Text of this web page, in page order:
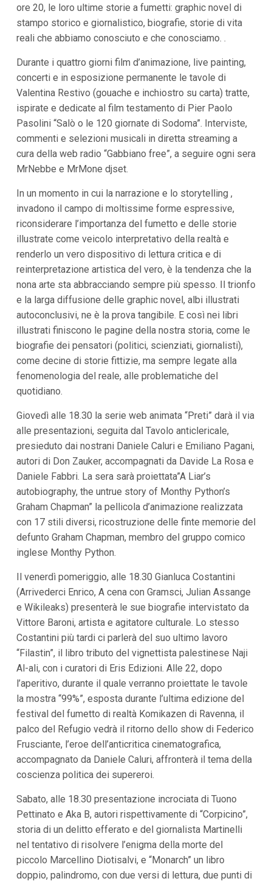
e
n
P
c
i
p
a
V
a
i
f
o
d
o
ore 20, le loro ultime storie a fumetti: graphic novel di
stampo storico e giornalistico, biografie, storie di vita
reali che abbiamo conosciuto e che conosciamo. .
Durante i quattro giorni film d’animazione, live painting,
concerti e in esposizione permanente le tavole di
Valentina Restivo (gouache e inchiostro su carta) tratte,
ispirate e dedicate al film testamento di Pier Paolo
Pasolini “Salò o le 120 giornate di Sodoma”. Interviste,
commenti e selezioni musicali in diretta streaming a
cura della web radio “Gabbiano free”, a seguire ogni sera
MrNebbe e MrMone djset.
In un momento in cui la narrazione e lo storytelling ,
invadono il campo di moltissime forme espressive,
riconsiderare l’importanza del fumetto e delle storie
illustrate come veicolo interpretativo della realtà e
renderlo un vero dispositivo di lettura critica e di
reinterpretazione artistica del vero, è la tendenza che la
nona arte sta abbracciando sempre più spesso. Il trionfo
e la larga diffusione delle graphic novel, albi illustrati
autoconclusivi, ne è la prova tangibile. E così nei libri
illustrati finiscono le pagine della nostra storia, come le
biografie dei pensatori (politici, scienziati, giornalisti),
come decine di storie fittizie, ma sempre legate alla
fenomenologia del reale, alle problematiche del
quotidiano.
Giovedì alle 18.30 la serie web animata “Preti” darà il via
alle presentazioni, seguita dal Tavolo anticlericale,
presieduto dai nostrani Daniele Caluri e Emiliano Pagani,
autori di Don Zauker, accompagnati da Davide La Rosa e
Daniele Fabbri. La sera sarà proiettata”A Liar’s
autobiography, the untrue story of Monthy Python’s
Graham Chapman” la pellicola d’animazione realizzata
con 17 stili diversi, ricostruzione delle finte memorie del
defunto Graham Chapman, membro del gruppo comico
inglese Monthy Python.
Il venerdì pomeriggio, alle 18.30 Gianluca Costantini
(Arrivederci Enrico, A cena con Gramsci, Julian Assange
e Wikileaks) presenterà le sue biografie intervistato da
Vittore Baroni, artista e agitatore culturale. Lo stesso
Costantini più tardi ci parlerà del suo ultimo lavoro
“Filastin”, il libro tributo del vignettista palestinese Naji
Al-ali, con i curatori di Eris Edizioni. Alle 22, dopo
l’aperitivo, durante il quale verranno proiettate le tavole
la mostra “99%”, esposta durante l’ultima edizione del
festival del fumetto di realtà Komikazen di Ravenna, il
palco del Refugio vedrà il ritorno dello show di Federico
Frusciante, l’eroe dell’anticritica cinematografica,
accompagnato da Daniele Caluri, affronterà il tema della
coscienza politica dei supereroi.
Sabato, alle 18.30 presentazione incrociata di Tuono
Pettinato e Aka B, autori rispettivamente di “Corpicino”,
storia di un delitto efferato e del giornalista Martinelli
nel tentativo di risolvere l’enigma della morte del
piccolo Marcellino Diotisalvi, e “Monarch” un libro
doppio, palindromo, con due versi di lettura, due punti di